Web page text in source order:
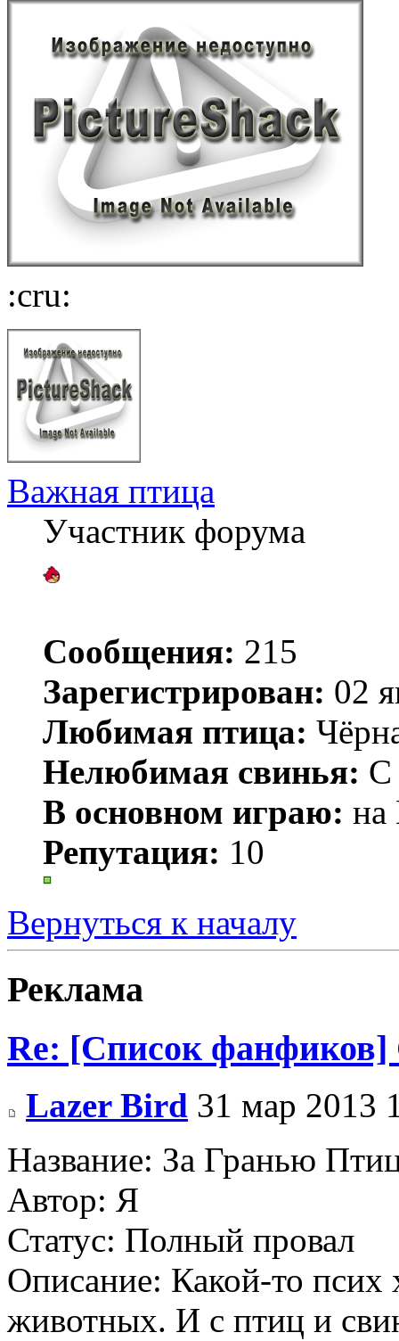
:cru:
Важная птица
Участник форума
Сообщения: 215
Зарегистрирован: 02
Любимая птица:
Нелюбимая свинья: С
В основном играю: на
Репутация: 10
Вернуться к началу
Реклама
Re: [Список фанфиков]
Lazer Bird 31 мар 2013
Название: За Гранью
Автор: Я
Статус: Полный провал
Описание: Какой-то псих
животных. И с птиц и